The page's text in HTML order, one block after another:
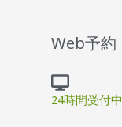
Web予約
24時間受付中